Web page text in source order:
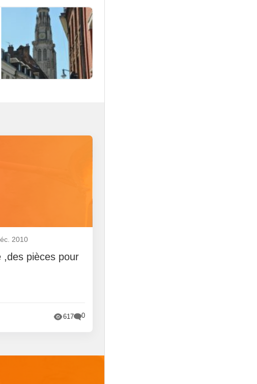
2010
,des pièces pour
617 0